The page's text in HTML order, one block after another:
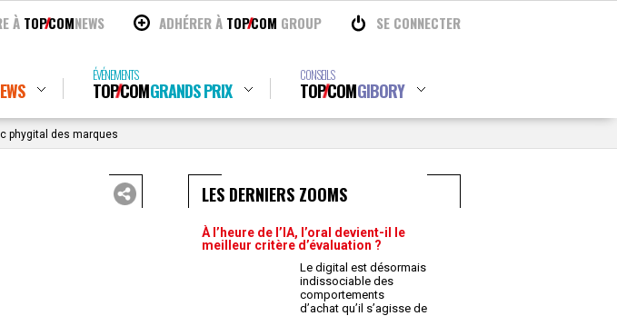
À TOPCOMNEWS ADHÉRER À TOPCOM GROUP SE CONNECTER
ÉVÉNEMENTS
TOPCOMGRANDS PRIX
CONSEILS
TOPCOMGIBORY
phygital des marques
LES DERNIERS ZOOMS
À l’heure de l’IA, l’oral devient-il le
meilleur critère d’évaluation ?
Le digital est désormais
indissociable des
comportements
d’achat qu’il s’agisse de